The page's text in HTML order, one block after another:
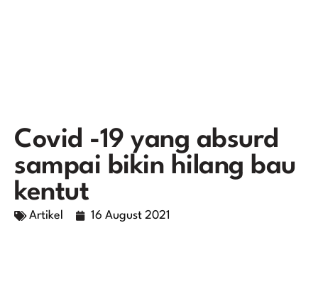
Covid -19 yang absurd
sampai bikin hilang bau
kentut
Artikel 16 August 2021